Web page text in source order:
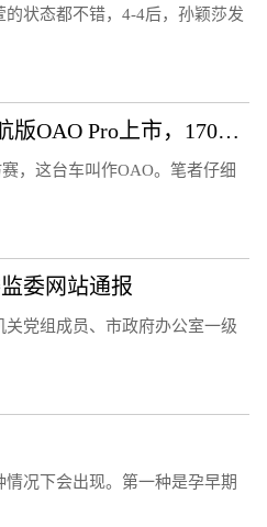
状态都不错，4-4后，孙颖莎发
QJ摩托电动仿赛长续航版OAO Pro上市，170公里的续航够用吗？
，这台车叫作OAO。笔者仔细
委网站通报
党组成员、市政府办公室一级
况下会出现。第一种是孕早期